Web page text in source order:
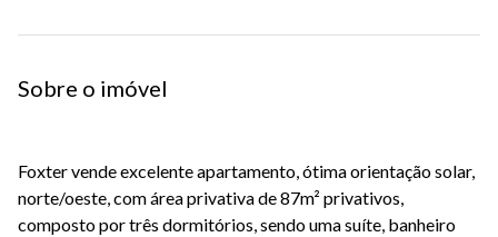
Sobre o imóvel
Foxter vende excelente apartamento, ótima orientação solar,
norte/oeste, com área privativa de 87m² privativos,
composto por três dormitórios, sendo uma suíte, banheiro